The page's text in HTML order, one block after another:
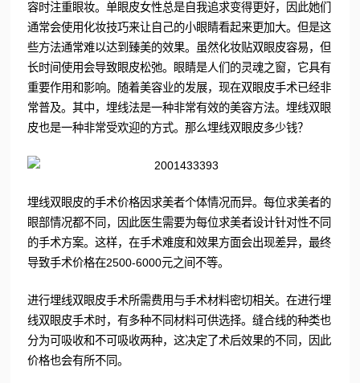
容时注重眼妆。单眼皮女性总是自我追求变得更好，因此她们
通常会使用化妆技巧来让自己的小眼睛看起来更加大。但是这
些方法通常难以达到臻美的效果。虽然化妆贴双眼皮容易，但
长时间使用会导致眼皮松弛。眼睛是人们的灵魂之窗，它具有
重要作用和影响。随着美容业的发展，现在双眼皮手术已经非
常普及。其中，埋线法是一种非常有效的美容方法。埋线双眼
皮也是一种非常受欢迎的方式。那么埋线双眼皮多少钱？
埋线双眼皮的手术价格因求美者个体情况而异。每位求美者的
眼部情况都不同，因此医生需要为每位求美者设计针对性不同
的手术方案。这样，在手术难度和效果方面会出现差异，最终
导致手术价格在2500-6000元之间不等。
进行埋线双眼皮手术所需费用与手术材料密切相关。在进行埋
线双眼皮手术时，有多种不同材料可供选择。缝合线的种类也
分为可吸收和不可吸收两种，这决定了术后效果的不同，因此
价格也会有所不同。